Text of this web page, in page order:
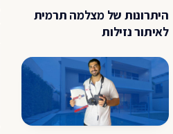
היתרונות של מצלמה תרמית
לאיתור נזילות